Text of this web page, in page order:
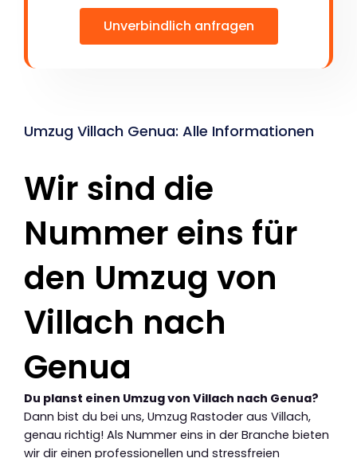
Unverbindlich anfragen
Umzug Villach Genua: Alle Informationen
Wir sind die
Nummer eins für
den Umzug von
Villach nach
Genua
Du planst einen Umzug von Villach nach Genua?
Dann bist du bei uns, Umzug Rastoder aus Villach,
genau richtig! Als Nummer eins in der Branche bieten
wir dir einen professionellen und stressfreien